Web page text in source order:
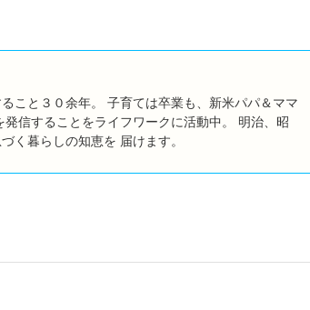
こと３０余年。 子育ては卒業も、新米パパ＆ママ
信することをライフワークに活動中。 明治、昭
く暮らしの知恵を 届けます。